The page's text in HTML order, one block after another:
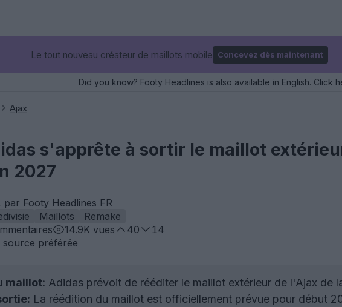
Le tout nouveau créateur de maillots mobile Concevez dès maintenant
Did you know? Footy Headlines is also available in English. Click
Ajax
s'apprête à sortir le maillot
2027
par Footy Headlines FR
Maillots
Remake
14.9K vues 40
14
préférée
maillot: Adidas prévoit de rééditer le maillot extérieur de l'Ajax de
La réédition du maillot est officiellement prévue pour début